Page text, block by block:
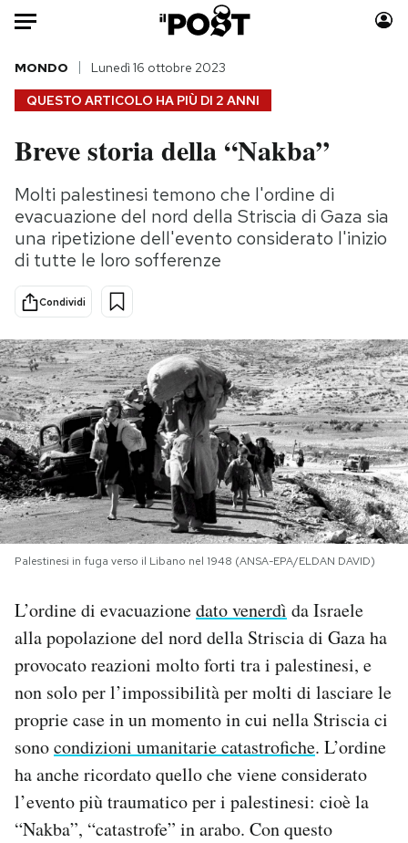
Auto
HOME
Italia
Politica
Tecnologia
Internet
Scienza
Cultura
Economia
Sport
Moda
Consumismi
Storie/Idee
Altrecose
Mondiali calcio 2026
PODCAST
NEWSLETTER
I MIEI PREFERITI
CALENDARIO
AREA PERSONALE
Area Personale
Newsletter
Notifiche mobile
QUESTO ARTICOLO HA PIÙ DI 2 ANNI
MONDO Lunedì 16 ottobre 2023
Breve storia della “Nakba”
Molti palestinesi temono che l'ordine di
evacuazione del nord della Striscia di Gaza sia
una ripetizione dell'evento considerato l'inizio
di tutte le loro sofferenze
Condividi
Palestinesi in fuga verso il Libano nel 1948 (ANSA-EPA/ELDAN DAVID)
L’ordine di evacuazionedato venerdì da Israele
alla popolazione del nord della Striscia di Gaza ha
provocato reazioni molto forti tra i palestinesi, e
non solo per l’impossibilità per molti di lasciare le
proprie case in un momento in cui nella Striscia ci
sonocondizioni umanitarie catastrofiche. L’ordine
ha anche ricordato quello che viene considerato
l’evento più traumatico per i palestinesi: cioè la
“Nakba”, “catastrofe” in arabo. Con questo